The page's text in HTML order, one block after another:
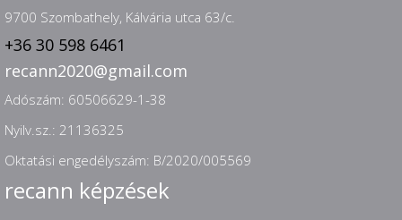
9700 Szombathely, Kálvária utca 63/c.
+36 30 598 6461
recann2020@gmail.com
Adószám: 60506629-1-38
Nyilv.sz.: 21136325
Oktatási engedélyszám: B/2020/005569
recann képzések